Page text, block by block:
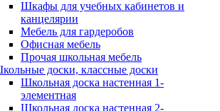
Шкафы для учебных кабинетов и
канцелярии
Мебель для гардеробов
Офисная мебель
Прочая школьная мебель
доски, классные доски
Школьная доска настенная 1-
элементная
Школьная доска настенная 2-